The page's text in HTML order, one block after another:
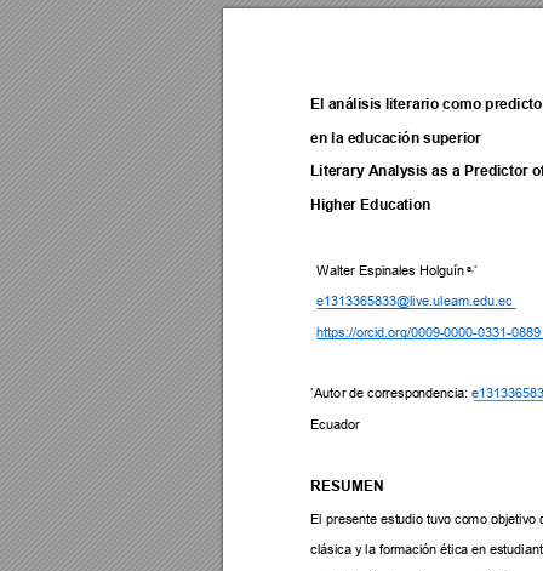
El análisis literario como
en la educación superior
Literary Analysis as a Predictor
Higher Education
Walter Espinales Holguín a,*
e1313365833@live.uleam.edu.ec
https://orcid.org/0009-0000-0331-0889
*Autor de correspondencia: e131336
Ecuador
RESUMEN
El presente estudio tuvo como objetivo
clásica y la formación ética en estudia